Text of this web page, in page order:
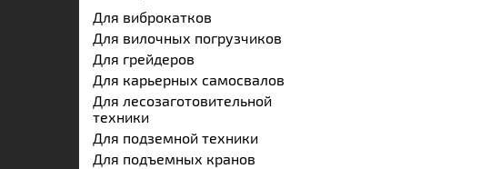
Для виброкатков
Для вилочных погрузчиков
Для грейдеров
Для карьерных самосвалов
Для лесозаготовительной
техники
Для подземной техники
Для подъемных кранов